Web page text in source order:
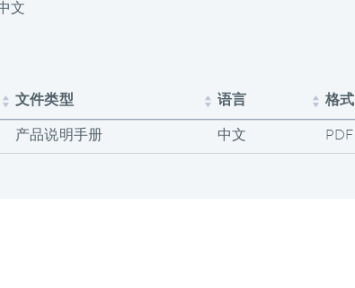
文
文件类型 语言 格式
产品说明手册 中文 PDF